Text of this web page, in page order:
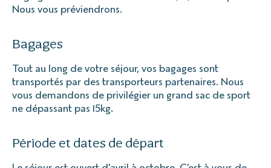
Nous vous préviendrons.
Bagages
Tout au long de votre séjour, vos bagages sont
transportés par des transporteurs partenaires. Nous
vous demandons de privilégier un grand sac de sport
ne dépassant pas 15kg.
Période et dates de départ